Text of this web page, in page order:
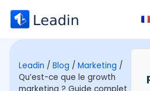
Leadin / Blog / Marketing /
Qu’est-ce que le growth